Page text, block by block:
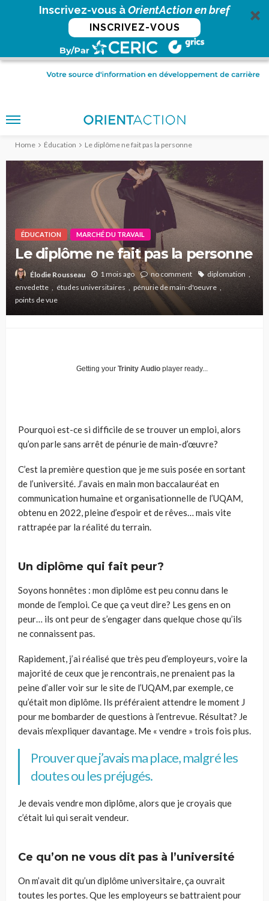
Inscrivez-vous àOrientAction en bref
INSCRIVEZ-VOUS
Home Éducation Le diplôme ne fait pas la personne
ÉDUCATION MARCHÉ DU TRAVAIL
Le diplôme ne fait pas la personne
Élodie Rousseau 1 mois ago no comment
diplomation
envedette
études universitaires
pénurie de main-d'oeuvre
points de vue
Getting your Trinity Audio player ready...
Pourquoi est-ce si difficile de se trouver un emploi, alors
qu’on parle sans arrêt de pénurie de main-d’œuvre?
C’est la première question que je me suis posée en sortant
de l’université. J’avais en main mon baccalauréat en
communication humaine et organisationnelle de l’UQAM,
obtenu en 2022, pleine d’espoir et de rêves… mais vite
rattrapée par la réalité du terrain.
Un diplôme qui fait peur?
Soyons honnêtes : mon diplôme est peu connu dans le
monde de l’emploi. Ce que ça veut dire? Les gens en on
peur… ils ont peur de s’engager dans quelque chose qu’ils
ne connaissent pas.
Rapidement, j’ai réalisé que très peu d’employeurs, voire la
majorité de ceux que je rencontrais, ne prenaient pas la
peine d’aller voir sur le site de l’UQAM, par exemple, ce
qu’était mon diplôme. Ils préféraient attendre le moment J
pour me bombarder de questions à l’entrevue. Résultat? Je
devais m’expliquer davantage. Me « vendre » trois fois plus.
Prouver que j’avais ma place, malgré les
doutes ou les préjugés.
Je devais vendre mon diplôme, alors que je croyais que
c’était lui qui serait vendeur.
Ce qu’on ne vous dit pas à l’université
On m’avait dit qu’un diplôme universitaire, ça ouvrait
toutes les portes. Que les employeurs se battraient pour